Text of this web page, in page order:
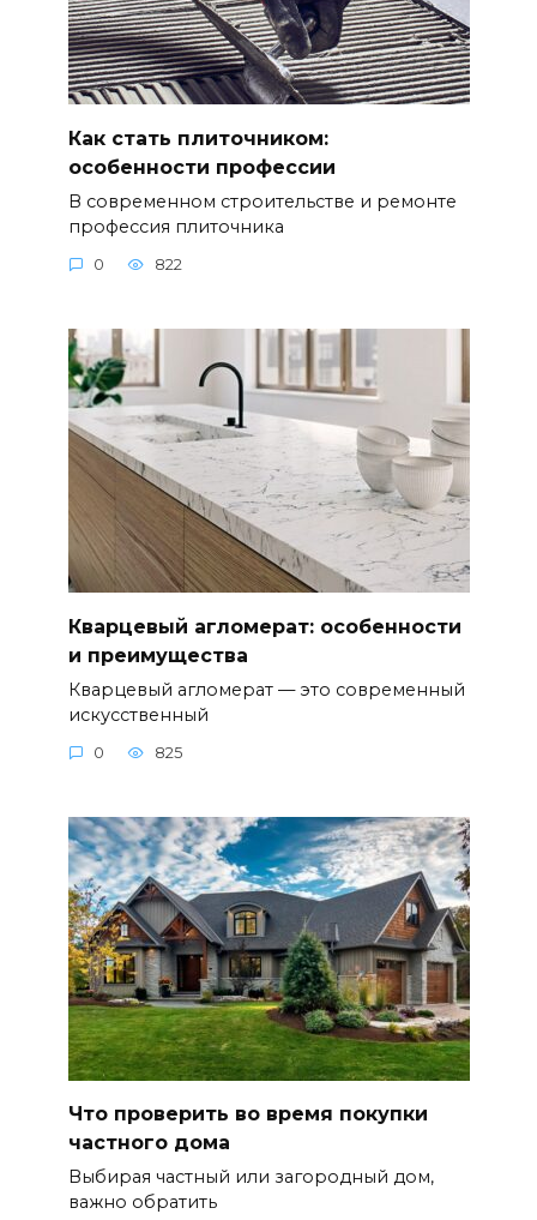
Как стать плиточником:
особенности профессии
В современном строительстве и ремонте
профессия плиточника
0 822
Кварцевый агломерат: особенности
и преимущества
Кварцевый агломерат — это современный
искусственный
0 825
Что проверить во время покупки
частного дома
Выбирая частный или загородный дом,
важно обратить